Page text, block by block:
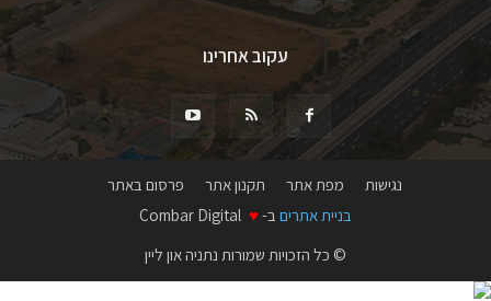
עקוב אחרינו
נגישות מפת אתר תקנון אתר
פרסום באתר
בניית אתרים ב- ♥
© כל הזכויות שמורות נתניה און ליין